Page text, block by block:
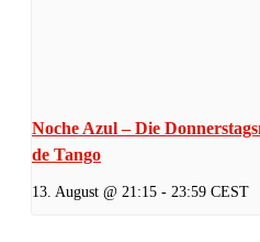
Noche Azul – Die
de Tango
13. August @ 21:15 - 23:59 CEST